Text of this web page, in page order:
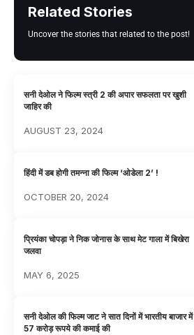
Related Stories
Uncover the stories that related to the post!
सनी देओल ने फिल्म स्त्री 2 की अपार सफलता पर खुशी
जाहिर की
AUGUST 23, 2024
हिंदी में डब होगी तमन्ना की फिल्म ‘ओडेला 2’ !
OCTOBER 20, 2024
प्रियंका चोपड़ा ने निक जोनास के साथ मेट गाला में बिखेरा
जलवा
MAY 6, 2025
सनी देओल की फिल्म जाट ने सात दिनों में भारतीय बाजार में
57 करोड़ रूपये की कमाई की